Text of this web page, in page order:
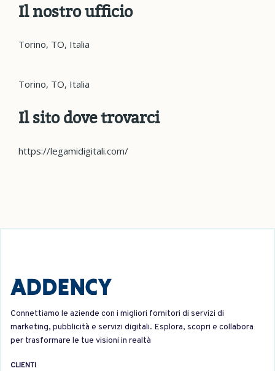
Il nostro ufficio
Torino, TO, Italia
Torino, TO, Italia
Il sito dove trovarci
https://legamidigitali.com/
Connettiamo le aziende con i migliori fornitori di servizi di
marketing, pubblicità e servizi digitali. Esplora, scopri e collabora
per trasformare le tue visioni in realtà
CLIENTI